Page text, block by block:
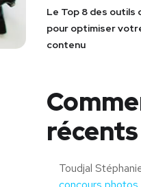
Le Top 8 des outils
pour optimiser
contenu
récents
Toudjal